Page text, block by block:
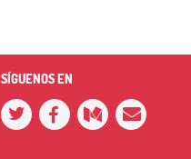
SÍGUENOS EN